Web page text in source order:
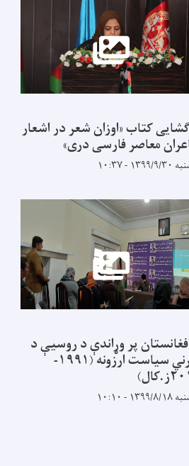
کتاب «اوزان شعر در اشعار
معاصر فارسی دری»
۳۰ - ۱۰:۳۷
پر وړاندې د روسيې د
بهرني سياست ارزونه (۱۹۹۱-
۱۸ - ۱۰:۱۰